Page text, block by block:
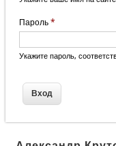
Пароль *
Укажите пароль,